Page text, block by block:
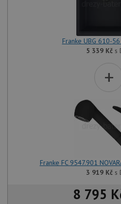
Franke UBG 610-
5 339 Kčs
+
Franke FC 9547.901
3 919 Kčs
8 795